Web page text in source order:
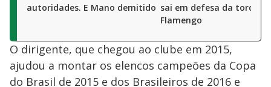
autoridades. E Mano demitido sai em defesa da torcida
Flamengo
O dirigente, que chegou ao clube em 2015,
ajudou a montar os elencos campeões da Copa
do Brasil de 2015 e dos Brasileiros de 2016 e